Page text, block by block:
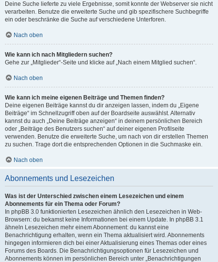
Deine Suche lieferte zu viele Ergebnisse, somit konnte der Webserver sie nicht
verarbeiten. Benutze die erweiterte Suche und gib spezifischere Suchbegriffe
ein oder beschränke die Suche auf verschiedene Unterforen.
Nach oben
Wie kann ich nach Mitgliedern suchen?
Gehe zur „Mitglieder“-Seite und klicke auf „Nach einem Mitglied suchen“.
Nach oben
Wie kann ich meine eigenen Beiträge und Themen finden?
Deine eigenen Beiträge kannst du dir anzeigen lassen, indem du „Eigene
Beiträge“ im Schnellzugriff oben auf der Boardseite auswählst. Alternativ
kannst du auch „Deine Beiträge anzeigen“ in deinem persönlichen Bereich
oder „Beiträge des Benutzers suchen“ auf deiner eigenen Profilseite
verwenden. Benutze die erweiterte Suche, um nach von dir erstellen Themen
zu suchen. Trage dort die entsprechenden Optionen in die Suchmaske ein.
Nach oben
Abonnements und Lesezeichen
Was ist der Unterschied zwischen einem Lesezeichen und einem
Abonnements für ein Thema oder Forum?
In phpBB 3.0 funktionierten Lesezeichen ähnlich den Lesezeichen in Web-
Browsern: du bekamst keine Informationen bei einem Update. In phpBB 3.1
ähneln Lesezeichen mehr einem Abonnement: du kannst eine
Benachrichtigung erhalten, wenn ein Thema aktualisiert wird. Abonnements
hingegen informieren dich bei einer Aktualisierung eines Themas oder eines
Forums des Boards. Die Benachrichtigungsoptionen für Lesezeichen und
Abonnements können im persönlichen Bereich unter „Benachrichtigungen